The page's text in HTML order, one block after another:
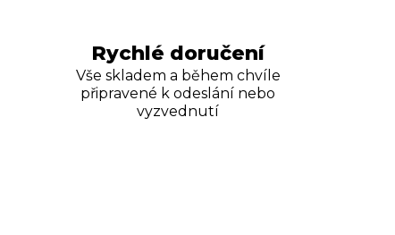
Rychlé doručení
Vše skladem a během chvíle
připravené k odeslání nebo
vyzvednutí